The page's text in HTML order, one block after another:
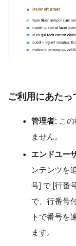
ご利用にあたっ
管理者: こ
ません。
エンドユー
ンテンツを
号] で [行番
で、行番号
トで番号を
ます。